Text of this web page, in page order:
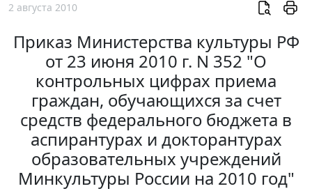
2 августа 2010
Приказ Министерства культуры РФ
от 23 июня 2010 г. N 352 "О
контрольных цифрах приема
граждан, обучающихся за счет
средств федерального бюджета в
аспирантурах и докторантурах
образовательных учреждений
Минкультуры России на 2010 год"